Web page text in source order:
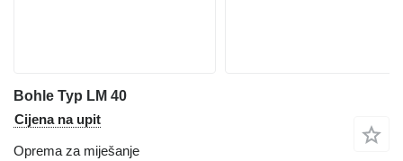
Bohle Typ LM 40
Cijena na upit
Oprema za miješanje